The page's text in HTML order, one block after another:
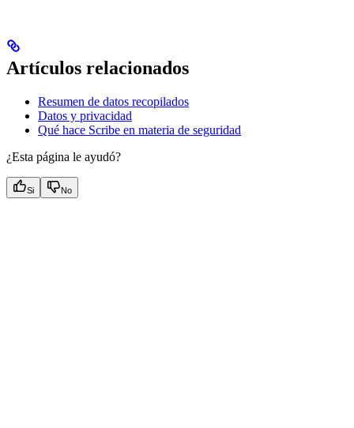
Artículos relacionados
Resumen de datos recopilados
Datos y privacidad
Qué hace Scribe en materia de seguridad
¿Esta página le ayudó?
Si No